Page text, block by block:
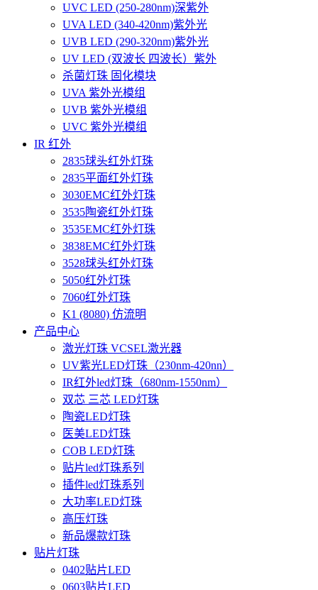
UVC LED (250-280nm)深紫外
UVA LED (340-420nm)紫外光
UVB LED (290-320nm)紫外光
UV LED (双波长 四波长）紫外
杀菌灯珠 固化模块
UVA 紫外光模组
UVB 紫外光模组
UVC 紫外光模组
IR 红外
2835球头红外灯珠
2835平面红外灯珠
3030EMC红外灯珠
3535陶瓷红外灯珠
3535EMC红外灯珠
3838EMC红外灯珠
3528球头红外灯珠
5050红外灯珠
7060红外灯珠
K1 (8080) 仿流明
产品中心
激光灯珠 VCSEL激光器
UV紫光LED灯珠（230nm-420nn）
IR红外led灯珠（680nm-1550nm）
双芯 三芯 LED灯珠
陶瓷LED灯珠
医美LED灯珠
COB LED灯珠
贴片led灯珠系列
插件led灯珠系列
大功率LED灯珠
高压灯珠
新品爆款灯珠
贴片灯珠
0402贴片LED
0603贴片LED